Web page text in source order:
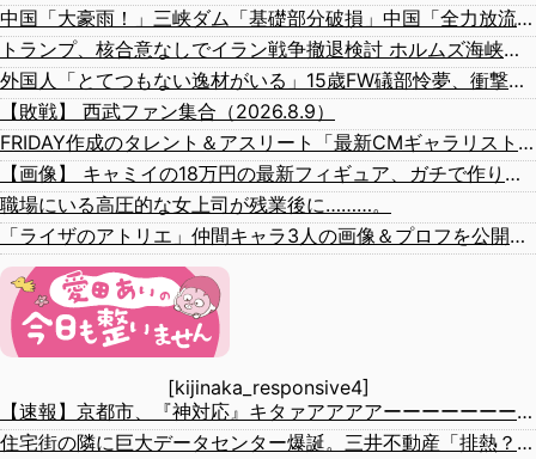
中国「大豪雨！」三峡ダム「基礎部分破損」中国「全力放流！」台風13号「中国上陸予測」台風15号「中国接近（画像」中国「台風同時上陸！（穀物生産が壊滅危機」→
トランプ、核合意なしでイラン戦争撤退検討 ホルムズ海峡完全再開なら
外国人「とてつもない逸材がいる」15歳FW礒部怜夢、衝撃ゴールでリバプールU15撃破！海外ファン絶賛！【海外の反応】
【敗戦】 西武ファン集合（2026.8.9）
FRIDAY作成のタレント＆アスリート「最新CMギャラリスト」消えた女優、旧ジャニの明暗、規格外の13億円!?
【画像】 キャミイの18万円の最新フィギュア、ガチで作り込みがエグすぎる
職場にいる高圧的な女上司が残業後に………。
「ライザのアトリエ」仲間キャラ3人の画像＆プロフを公開！金髪緑眼のお嬢様「クラウディア」がやっぱり可愛い！
[kijinaka_responsive4]
【速報】京都市、『神対応』キタァアアアアーーーーーーーー！！
住宅街の隣に巨大データセンター爆誕。三井不動産「排熱？低周波音？データはまだ出せません」住民ブチギレ